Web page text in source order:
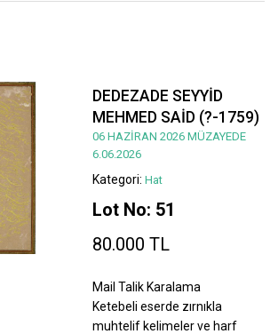
DEDEZADE SEYYİD
MEHMED SAİD (?-1759)
06 HAZİRAN 2026 MÜZAYEDE
6.06.2026
Kategori: Hat
Lot No: 51
80.000 TL
Mail Talik Karalama
Ketebeli eserde zırnıkla
muhtelif kelimeler ve harf